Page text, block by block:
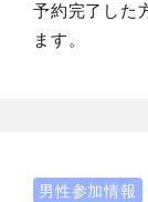
予約完了した
ます。
男性参加情報